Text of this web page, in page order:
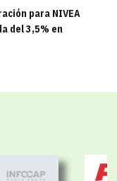
para NIVEA
del 3,5% en